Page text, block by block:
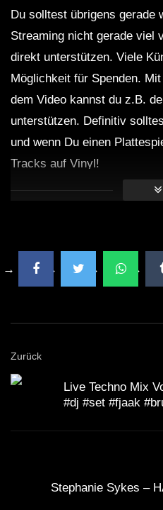
Du solltest übrigens gerade
Streaming nicht gerade viel
direkt unterstützen. Viele
Möglichkeit für Spenden.
dem Video kannst du z.B.
unterstützen. Definitiv
und wenn Du einen
Tracks auf Vinyl!
Zurück
Live Techno Mix
#dj #set #fjaak
Stephanie Sykes –